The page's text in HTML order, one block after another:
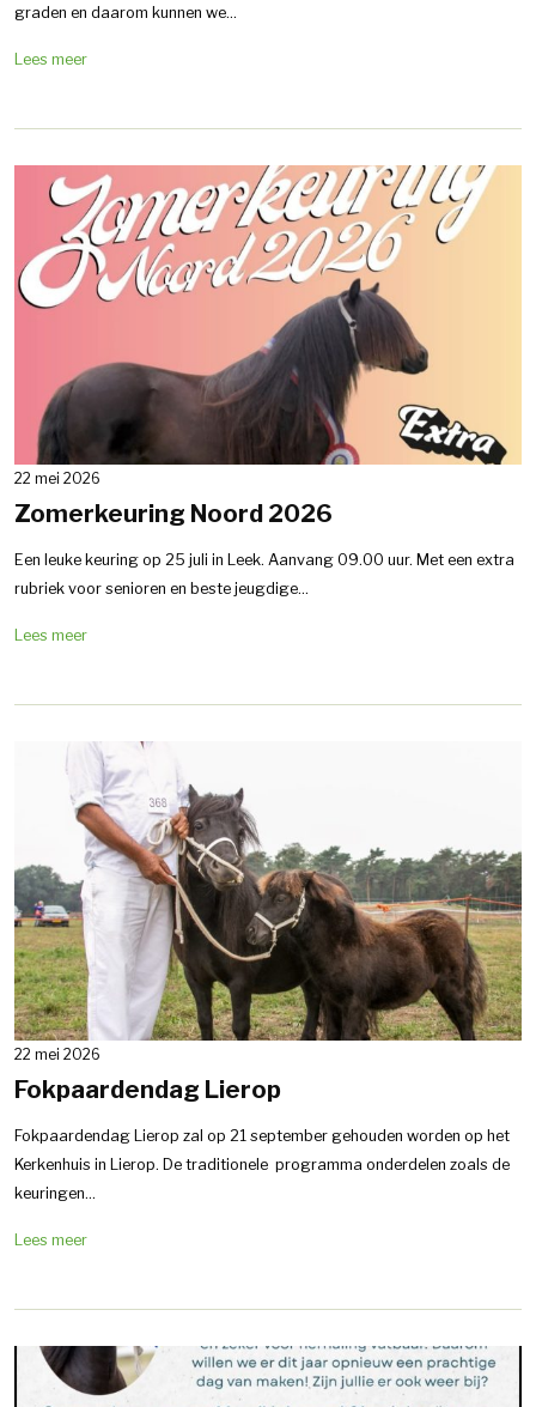
graden en daarom kunnen we...
Lees meer
22 mei 2026
Zomerkeuring Noord 2026
Een leuke keuring op 25 juli in Leek. Aanvang 09.00 uur. Met een extra
rubriek voor senioren en beste jeugdige...
Lees meer
22 mei 2026
Fokpaardendag Lierop
Fokpaardendag Lierop zal op 21 september gehouden worden op het
Kerkenhuis in Lierop. De traditionele programma onderdelen zoals de
keuringen...
Lees meer